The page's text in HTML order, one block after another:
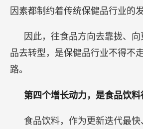
因素都制约着传统保健品行业的发
因此，往食品方向去靠拢、
品去转型，是保健品行业不得不
路。
第四个增长动力，是食品饮料
食品饮料，作为更新迭代最快